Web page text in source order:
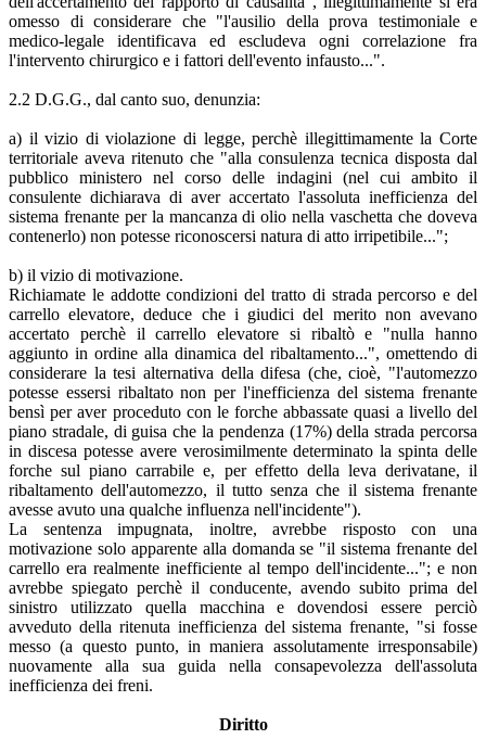
omesso di considerare che "l'ausilio della prova testimoniale e
medico-legale identificava ed escludeva ogni correlazione fra
l'intervento chirurgico e i fattori dell'evento infausto...".
2.2 D.G.G., dal canto suo, denunzia:
a) il vizio di violazione di legge, perchè illegittimamente la Corte
territoriale aveva ritenuto che "alla consulenza tecnica disposta dal
pubblico ministero nel corso delle indagini (nel cui ambito il
consulente dichiarava di aver accertato l'assoluta inefficienza del
sistema frenante per la mancanza di olio nella vaschetta che doveva
contenerlo) non potesse riconoscersi natura di atto irripetibile...";
b) il vizio di motivazione.
Richiamate le addotte condizioni del tratto di strada percorso e del
carrello elevatore, deduce che i giudici del merito non avevano
accertato perchè il carrello elevatore si ribaltò e "nulla hanno
aggiunto in ordine alla dinamica del ribaltamento...", omettendo di
considerare la tesi alternativa della difesa (che, cioè, "l'automezzo
potesse essersi ribaltato non per l'inefficienza del sistema frenante
bensì per aver proceduto con le forche abbassate quasi a livello del
piano stradale, di guisa che la pendenza (17%) della strada percorsa
in discesa potesse avere verosimilmente determinato la spinta delle
forche sul piano carrabile e, per effetto della leva derivatane, il
ribaltamento dell'automezzo, il tutto senza che il sistema frenante
avesse avuto una qualche influenza nell'incidente").
La sentenza impugnata, inoltre, avrebbe risposto con una
motivazione solo apparente alla domanda se "il sistema frenante del
carrello era realmente inefficiente al tempo dell'incidente..."; e non
avrebbe spiegato perchè il conducente, avendo subito prima del
sinistro utilizzato quella macchina e dovendosi essere perciò
avveduto della ritenuta inefficienza del sistema frenante, "si fosse
messo (a questo punto, in maniera assolutamente irresponsabile)
nuovamente alla sua guida nella consapevolezza dell'assoluta
inefficienza dei freni.
Diritto